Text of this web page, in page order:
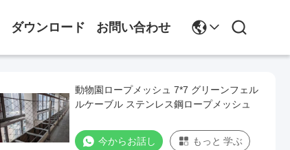
ダウンロード お問い合わせ
動物園ロープメッシュ 7*7 グリーンフェル
ルケーブル ステンレス鋼ロープメッシュ
今からお話し もっと 学ぶ